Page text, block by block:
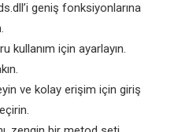
geniş fonksiyonlarına
kullanım için ayarlayın.
ve kolay erişim için giriş